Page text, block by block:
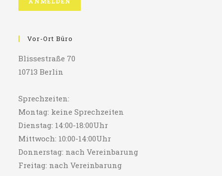
Vor-Ort Büro
Blissestraße 70
10713 Berlin
Sprechzeiten:
Montag: keine Sprechzeiten
Dienstag: 14:00-18:00Uhr
Mittwoch: 10:00-14:00Uhr
Donnerstag: nach Vereinbarung
Freitag: nach Vereinbarung